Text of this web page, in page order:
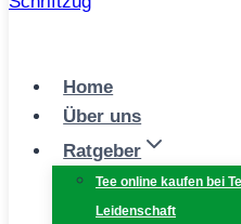
Home
Über uns
Ratgeber
Tee online kaufen bei
Leidenschaft